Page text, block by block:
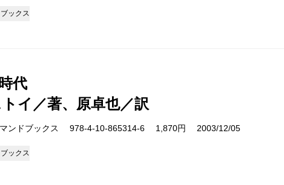
ックス
代
トイ／著、原卓也／訳
マンドブックス 978-4-10-865314-6 1,870円 2003/12/05
ックス